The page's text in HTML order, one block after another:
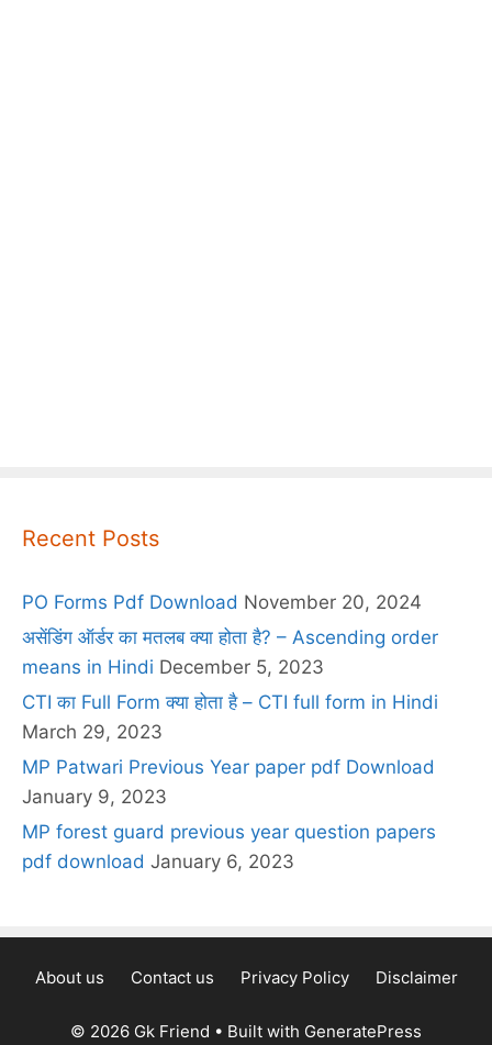
Recent Posts
PO Forms Pdf Download November 20, 2024
असेंडिंग ऑर्डर का मतलब क्या होता है? – Ascending order
means in Hindi December 5, 2023
CTI का Full Form क्या होता है – CTI full form in Hindi
March 29, 2023
MP Patwari Previous Year paper pdf Download
January 9, 2023
MP forest guard previous year question papers
pdf download January 6, 2023
About us Contact us Privacy Policy Disclaimer
© 2026 Gk Friend • Built with GeneratePress